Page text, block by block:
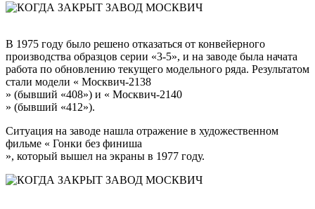
В 1975 году было решено отказаться от конвейерного
производства образцов серии «3-5», и на заводе была начата
работа по обновлению текущего модельного ряда. Результатом
стали модели « Москвич-2138
» (бывший «408») и « Москвич-2140
» (бывший «412»).
Ситуация на заводе нашла отражение в художественном
фильме « Гонки без финиша
», который вышел на экраны в 1977 году.